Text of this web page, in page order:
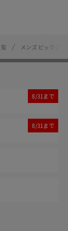
メンズ ピックア
8/31まで
8/31まで